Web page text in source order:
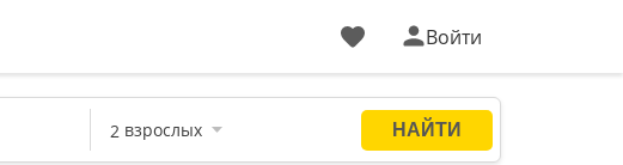
Войти